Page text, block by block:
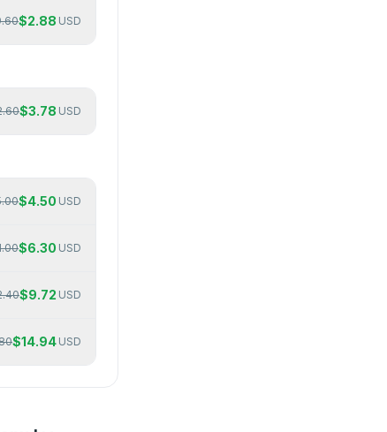
$2.88 USD
$3.78 USD
$4.50 USD
$6.30 USD
$9.72 USD
$14.94 USD